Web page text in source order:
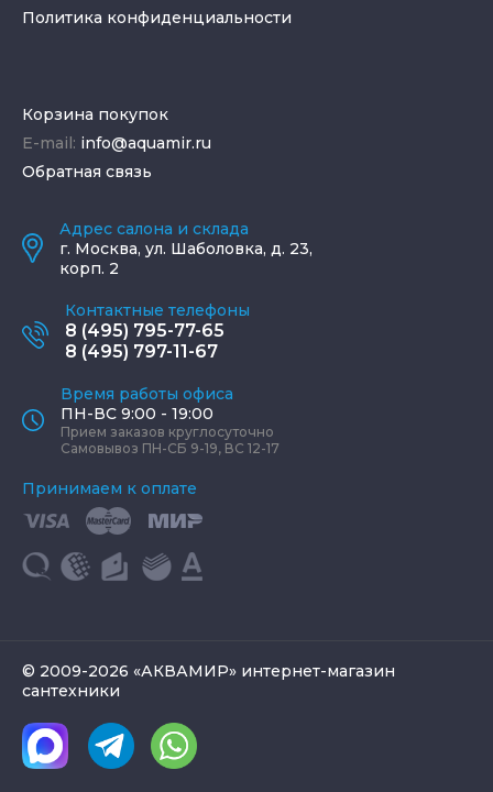
Политика конфиденциальности
Корзина покупок
E-mail: info@aquamir.ru
Обратная связь
Адрес салона и склада
г. Москва, ул. Шаболовка, д. 23,
корп. 2
Контактные телефоны
8 (495) 795-77-65
8 (495) 797-11-67
Время работы офиса
ПН-ВС 9:00 - 19:00
Прием заказов круглосуточно
Самовывоз ПН-СБ 9-19, ВС 12-17
Принимаем к оплате
© 2009-2026 «АКВАМИР» интернет-магазин
сантехники